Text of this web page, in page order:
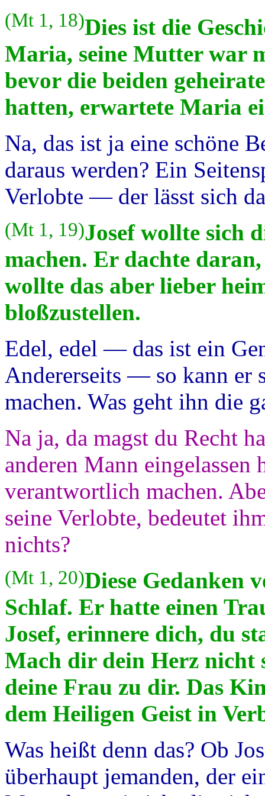
(Mt 1, 18)Dies ist die
Maria, seine Mutter war
bevor die beiden
hatten, erwartete Maria
Na, das ist ja eine schöne
daraus werden? Ein
Verlobte — der lässt sich
(Mt 1, 19)Josef wollte sich
machen. Er dachte
wollte das aber lieber
bloßzustellen.
Edel, edel — das ist ein
Andererseits — so kann er
machen. Was geht ihn die
Na ja, da magst du Recht
anderen Mann
verantwortlich machen.
seine Verlobte, bedeutet
nichts?
(Mt 1, 20)Diese Gedanken
Schlaf. Er hatte einen
Josef, erinnere dich, du
Mach dir dein Herz nicht
deine Frau zu dir. Das
dem Heiligen Geist in
Was heißt denn das? Ob
überhaupt jemanden, der